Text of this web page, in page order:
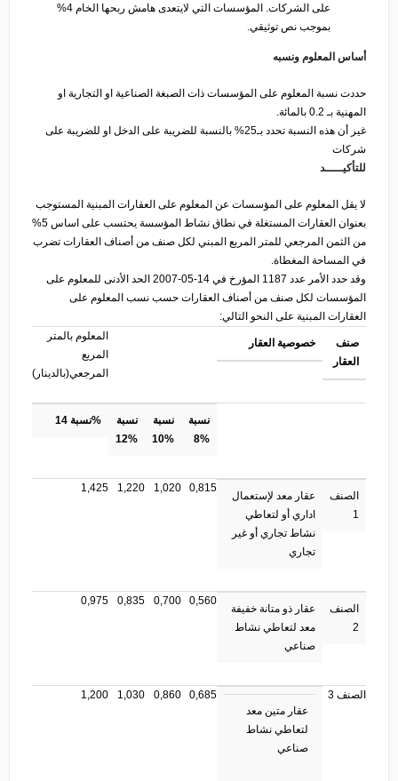
على الشركات. المؤسسات التي لايتعدى هامش ربحها الخام 4%
بموجب نص توثيقي.
أساس المعلوم ونسبه
حددت نسبة المعلوم على المؤسسات ذات الصبغة الصناعية او التجارية او
المهنية بـ 0.2 بالمائة.
غير أن هذه النسبة تحدد بـ25% بالنسبة للضريبة على الدخل او للضريبة على
شركات
للتأكيـــــد
لا يقل المعلوم على المؤسسات عن المعلوم على العقارات المبنية المستوجب
بعنوان العقارات المستغلة في نطاق نشاط المؤسسة يحتسب على اساس 5%
من الثمن المرجعي للمتر المربع المبني لكل صنف من أصناف العقارات تضرب
في المساحة المغطاة.
وقد حدد الأمر عدد 1187 المؤرخ في 14-05-2007 الحد الأدنى للمعلوم على
المؤسسات لكل صنف من أصناف العقارات حسب نسب المعلوم على
العقارات المبنية على النحو التالي:
المعلوم بالمتر
المربع
المرجعي(بالدينار)
خصوصية العقار
صنف
العقار
نسبة 14%
نسبة
12%
نسبة
10%
نسبة
8%
1,425 1,220 1,020 0,815
عقار معد لإستعمال
اداري أو لتعاطي
نشاط تجاري أو غير
تجاري
الصنف
1
0,975 0,835 0,700 0,560
عقار ذو متانة خفيفة
معد لتعاطي نشاط
صناعي
الصنف
2
1,200 1,030 0,860
0,685
عقار متين معد
لتعاطي نشاط
صناعي
الصنف 3